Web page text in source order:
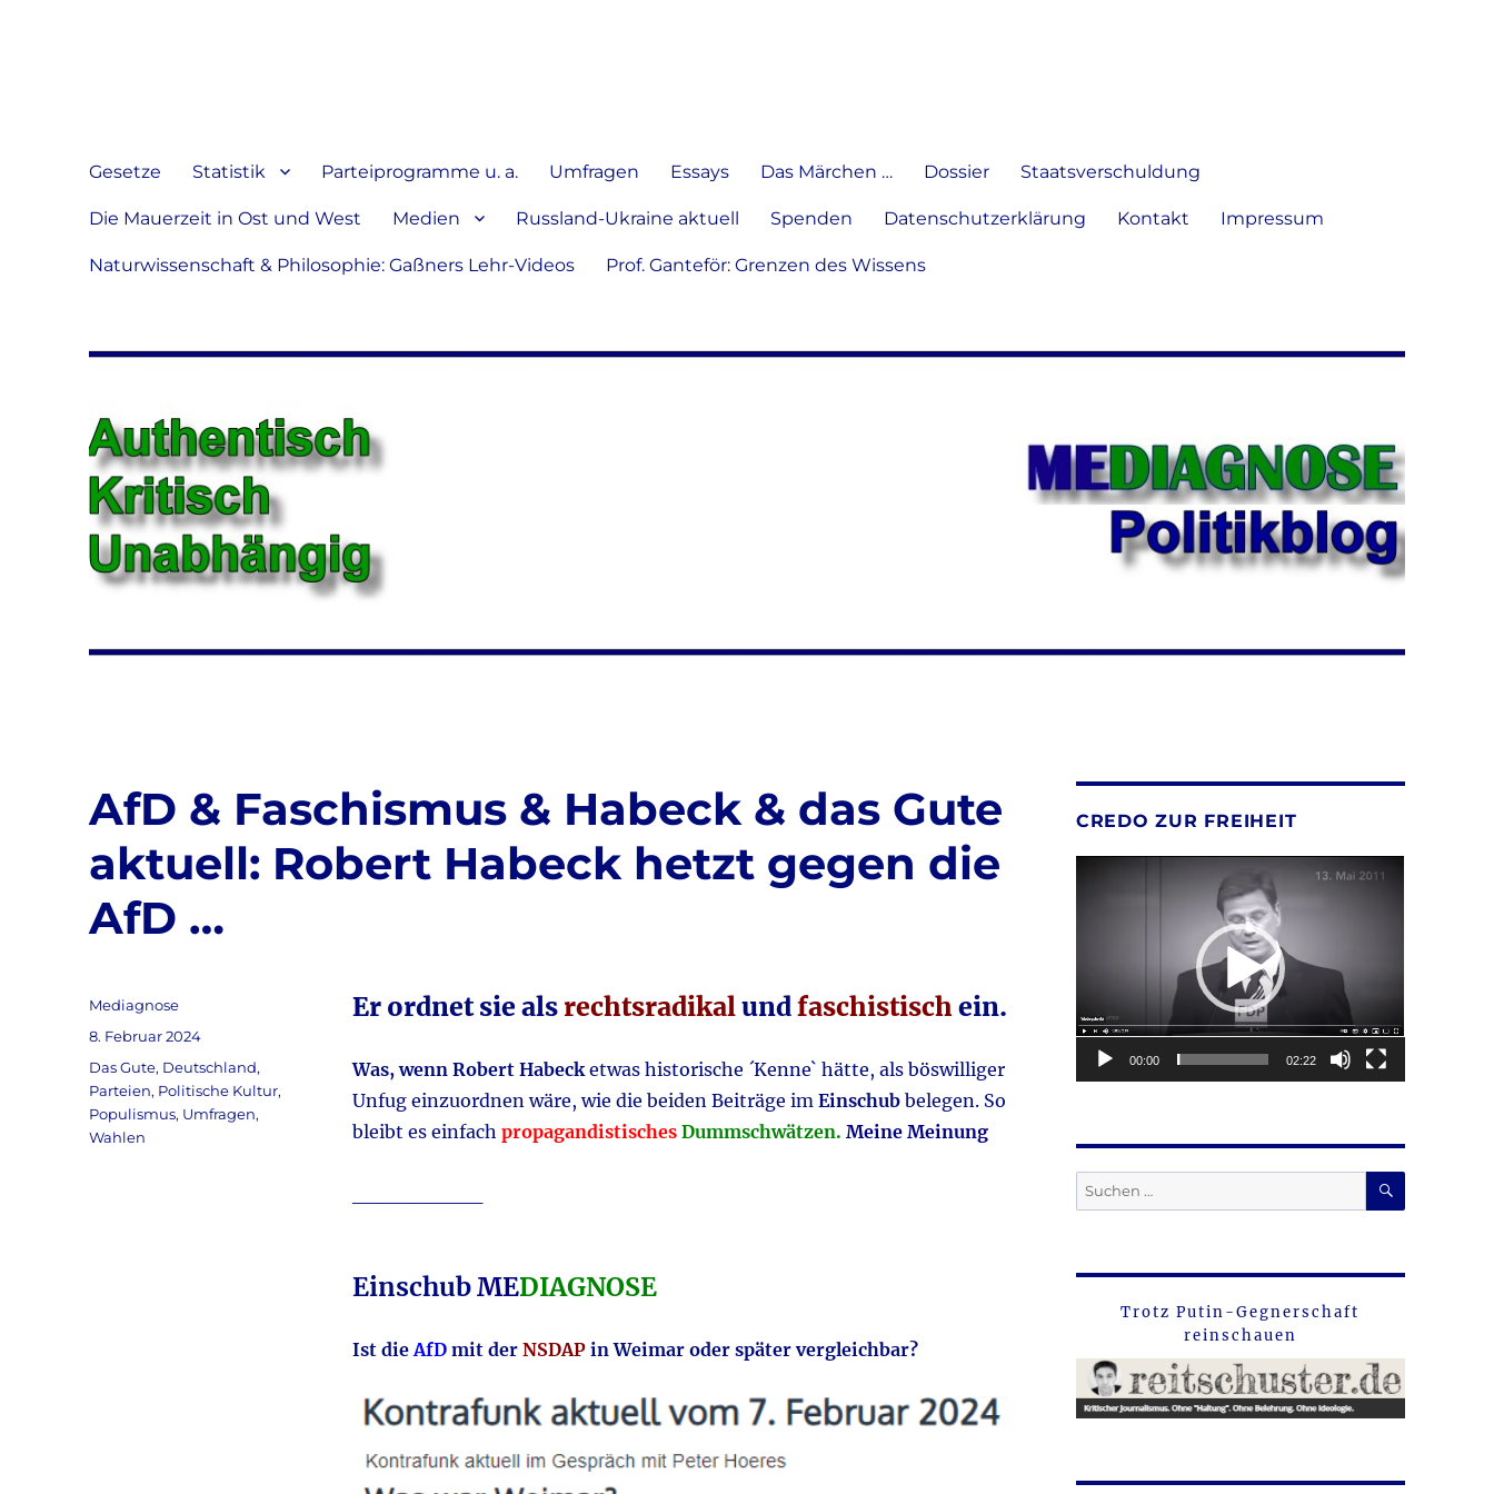
verbreiten
Gesetze Statistik Parteiprogramme u. a. Umfragen Essays Das Märchen … Dossier Staatsverschuldung
Die Mauerzeit in Ost und West Medien Russland-Ukraine aktuell Spenden Datenschutzerklärung Kontakt Impressum
Naturwissenschaft & Philosophie: Gaßners Lehr-Videos Prof. Ganteför: Grenzen des Wissens
AfD & Faschismus & Habeck & das Gute
aktuell: Robert Habeck hetzt gegen die
AfD …
Er ordnet sie als rechtsradikalundfaschistischein.
Was, wenn Robert Habecketwas historische ´Kenne` hätte, als böswilliger
Unfug einzuordnen wäre, wie die beiden Beiträge im Einschubbelegen. So
bleibt es einfach propagandistisches Dummschwätzen. Meine Meinung
EinschubMEDIAGNOSE
Ist dieAfDmit der NSDAPin Weimar oder später vergleichbar?
Autor
Mediagnose
Veröffentlicht
am
8. Februar 2024
Kategorien
Das Gute, Deutschland,
Parteien, Politische Kultur,
Populismus, Umfragen,
Wahlen
CREDO ZUR FREIHEIT
00:00 02:22
Suche
nach:
SUCHEN
Trotz Putin-Gegnerschaft
reinschauen